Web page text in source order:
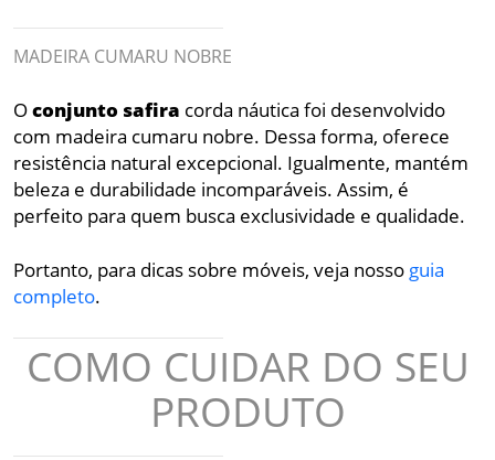
MADEIRA CUMARU NOBRE
Oconjunto safira corda náutica foi desenvolvido
com madeira cumaru nobre. Dessa forma, oferece
resistência natural excepcional. Igualmente, mantém
beleza e durabilidade incomparáveis. Assim, é
perfeito para quem busca exclusividade e qualidade.
Portanto, para dicas sobre móveis, veja nosso guia
completo.
COMO CUIDAR DO SEU
PRODUTO